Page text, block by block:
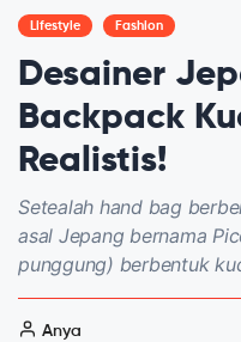
Lifestyle Fashion
Desainer
Backpack
Realistis!
Setealah hand bag
asal Jepang bernama
punggung) berbentuk
Anya